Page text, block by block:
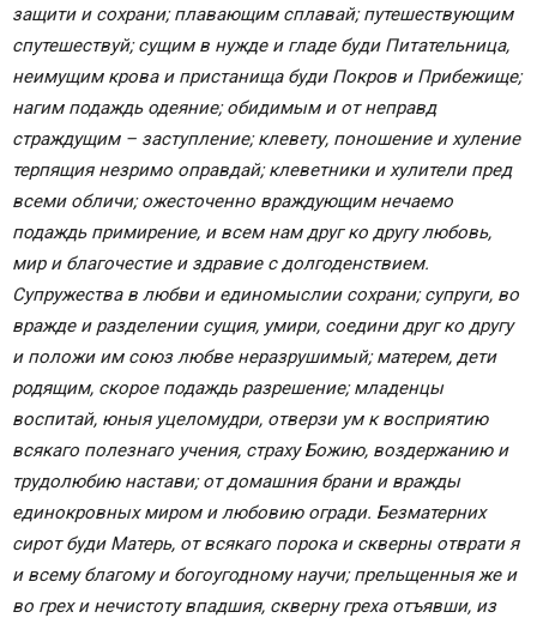
защити и сохрани; плавающим сплавай; путешествующим
спутешествуй; сущим в нужде и гладе буди Питательница,
неимущим крова и пристанища буди Покров и Прибежище;
нагим подаждь одеяние; обидимым и от неправд
страждущим – заступление; клевету, поношение и хуление
терпящия незримо оправдай; клеветники и хулители пред
всеми обличи; ожесточенно враждующим нечаемо
подаждь примирение, и всем нам друг ко другу любовь,
мир и благочестие и здравие с долгоденствием.
Супружества в любви и единомыслии сохрани; супруги, во
вражде и разделении сущия, умири, соедини друг ко другу
и положи им союз любве неразрушимый; матерем, дети
родящим, скорое подаждь разрешение; младенцы
воспитай, юныя уцеломудри, отверзи ум к восприятию
всякаго полезнаго учения, страху Божию, воздержанию и
трудолюбию настави; от домашния брани и вражды
единокровных миром и любовию огради. Безматерних
сирот буди Матерь, от всякаго порока и скверны отврати я
и всему благому и богоугодному научи; прельщенныя же и
во грех и нечистоту впадшия, скверну греха отъявши, из